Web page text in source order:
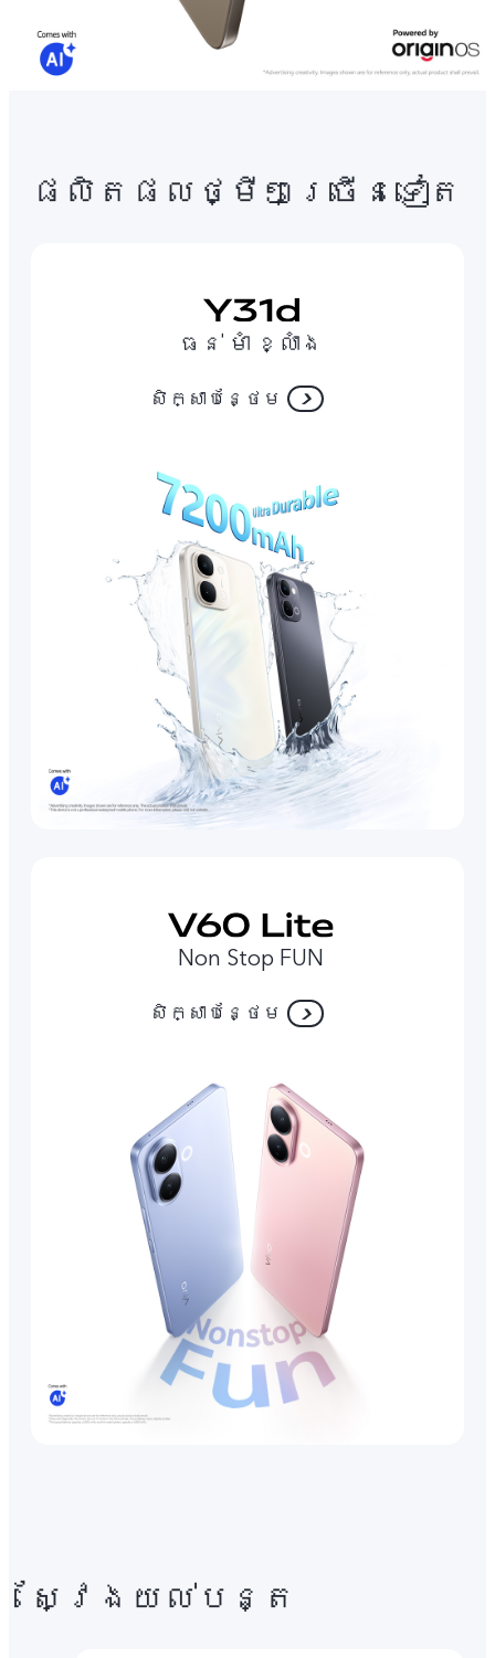
ផលិតផលថ្មីៗច្រើនទៀត
ធន់ មាំ ខ្លាំង
សិក្សាបន្ថែម
Non Stop FUN
សិក្សាបន្ថែម
ស្វែងយល់បន្ត